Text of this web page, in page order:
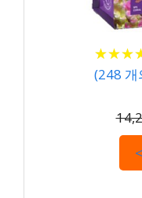
★★★
★★★
(248 개